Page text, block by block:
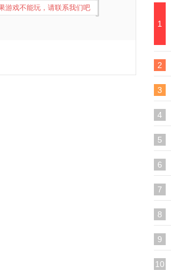
1
2
3
4
5
6
7
8
9
10